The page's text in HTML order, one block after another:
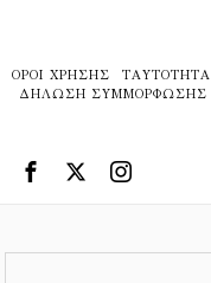
ΌΡΟΙ ΧΡΉΣΗΣ ΤΑΥΤΌΤΗΤΑ
ΔΉΛΩΣΗ ΣΥΜΜΌΡΦΩΣΗΣ